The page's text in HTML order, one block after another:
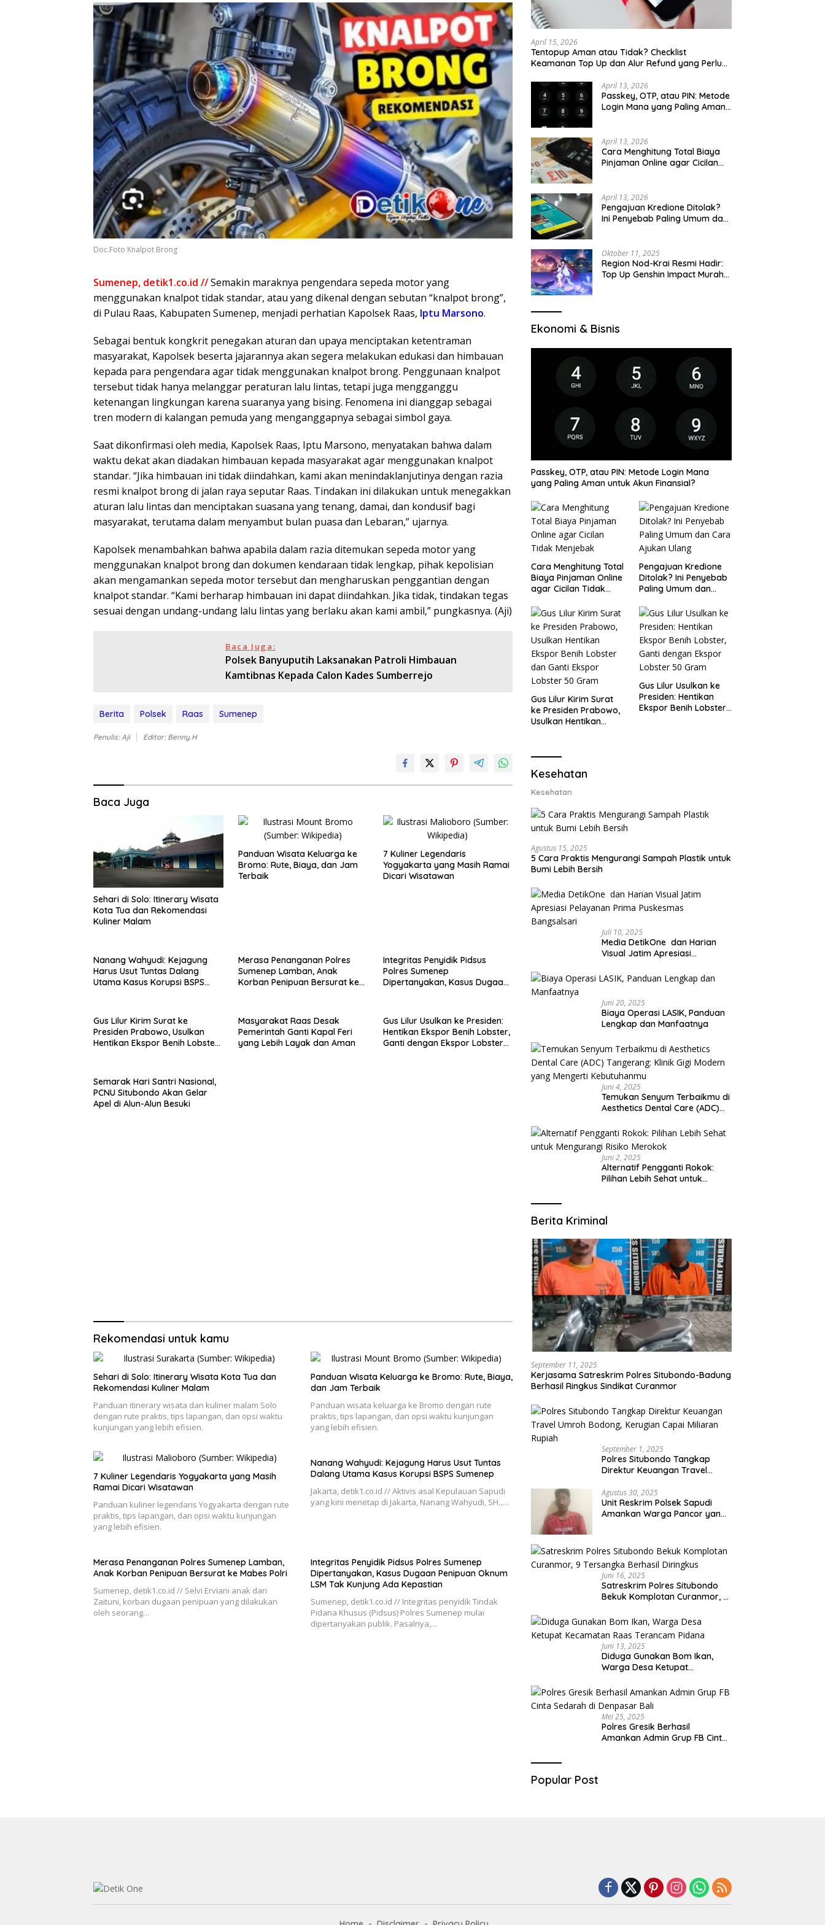
Doc.Foto Knalpot Brong
Sumenep, detik1.co.id //Semakin maraknya pengendara sepeda motor yang
menggunakan knalpot tidak standar, atau yang dikenal dengan sebutan “knalpot brong”,
di Pulau Raas, Kabupaten Sumenep, menjadi perhatian Kapolsek Raas, Iptu Marsono.
Sebagai bentuk kongkrit penegakan aturan dan upaya menciptakan ketentraman
masyarakat, Kapolsek beserta jajarannya akan segera melakukan edukasi dan himbauan
kepada para pengendara agar tidak menggunakan knalpot brong. Penggunaan knalpot
tersebut tidak hanya melanggar peraturan lalu lintas, tetapi juga mengganggu
ketenangan lingkungan karena suaranya yang bising. Fenomena ini dianggap sebagai
tren modern di kalangan pemuda yang menganggapnya sebagai simbol gaya.
Saat dikonfirmasi oleh media, Kapolsek Raas, Iptu Marsono, menyatakan bahwa dalam
waktu dekat akan diadakan himbauan kepada masyarakat agar menggunakan knalpot
standar. “Jika himbauan ini tidak diindahkan, kami akan menindaklanjutinya dengan razia
resmi knalpot brong di jalan raya seputar Raas. Tindakan ini dilakukan untuk menegakkan
aturan lalu lintas dan menciptakan suasana yang tenang, damai, dan kondusif bagi
masyarakat, terutama dalam menyambut bulan puasa dan Lebaran,” ujarnya.
Kapolsek menambahkan bahwa apabila dalam razia ditemukan sepeda motor yang
menggunakan knalpot brong dan dokumen kendaraan tidak lengkap, pihak kepolisian
akan mengamankan sepeda motor tersebut dan mengharuskan penggantian dengan
knalpot standar. “Kami berharap himbauan ini dapat diindahkan. Jika tidak, tindakan tegas
sesuai dengan undang-undang lalu lintas yang berlaku akan kami ambil,” pungkasnya. (Aji)
Baca Juga:
Polsek Banyuputih Laksanakan Patroli Himbauan
Kamtibnas Kepada Calon Kades Sumberrejo
Berita Polsek Raas Sumenep
Penulis: Aji Editor: Benny.H
Baca Juga
Sehari di Solo: Itinerary Wisata
Kota Tua dan Rekomendasi
Kuliner Malam
Panduan Wisata Keluarga ke
Bromo: Rute, Biaya, dan Jam
Terbaik
7 Kuliner Legendaris
Yogyakarta yang Masih Ramai
Dicari Wisatawan
Nanang Wahyudi: Kejagung
Harus Usut Tuntas Dalang
Utama Kasus Korupsi BSPS
Merasa Penanganan Polres
Sumenep Lamban, Anak
Korban Penipuan Bersurat ke
Integritas Penyidik Pidsus
Polres Sumenep
Dipertanyakan, Kasus Dugaan
Gus Lilur Kirim Surat ke
Presiden Prabowo, Usulkan
Hentikan Ekspor Benih Lobster
Masyarakat Raas Desak
Pemerintah Ganti Kapal Feri
yang Lebih Layak dan Aman
Gus Lilur Usulkan ke Presiden:
Hentikan Ekspor Benih Lobster,
Ganti dengan Ekspor Lobster
Semarak Hari Santri Nasional,
PCNU Situbondo Akan Gelar
Apel di Alun-Alun Besuki
Rekomendasi untuk kamu
Sehari di Solo: Itinerary Wisata Kota Tua dan
Rekomendasi Kuliner Malam
Panduan itinerary wisata dan kuliner malam Solo
dengan rute praktis, tips lapangan, dan opsi waktu
kunjungan yang lebih efisien.
Panduan Wisata Keluarga ke Bromo: Rute, Biaya,
dan Jam Terbaik
Panduan wisata keluarga ke Bromo dengan rute
praktis, tips lapangan, dan opsi waktu kunjungan
yang lebih efisien.
7 Kuliner Legendaris Yogyakarta yang Masih
Ramai Dicari Wisatawan
Panduan kuliner legendaris Yogyakarta dengan rute
praktis, tips lapangan, dan opsi waktu kunjungan
yang lebih efisien.
Nanang Wahyudi: Kejagung Harus Usut Tuntas
Dalang Utama Kasus Korupsi BSPS Sumenep
Jakarta, detik1.co.id // Aktivis asal Kepulauan Sapudi
yang kini menetap di Jakarta, Nanang Wahyudi, SH.,…
Merasa Penanganan Polres Sumenep Lamban,
Anak Korban Penipuan Bersurat ke Mabes Polri
Sumenep, detik1.co.id // Selvi Erviani anak dari
Zaituni, korban dugaan penipuan yang dilakukan
oleh seorang…
Integritas Penyidik Pidsus Polres Sumenep
Dipertanyakan, Kasus Dugaan Penipuan Oknum
LSM Tak Kunjung Ada Kepastian
Sumenep, detik1.co.id // Integritas penyidik Tindak
Pidana Khusus (Pidsus) Polres Sumenep mulai
dipertanyakan publik. Pasalnya,…
April 15, 2026
Tentopup Aman atau Tidak? Checklist
Keamanan Top Up dan Alur Refund yang Perlu
April 13, 2026
Passkey, OTP, atau PIN: Metode
Login Mana yang Paling Aman
April 13, 2026
Cara Menghitung Total Biaya
Pinjaman Online agar Cicilan
April 13, 2026
Pengajuan Kredione Ditolak?
Ini Penyebab Paling Umum dan
Oktober 11, 2025
Region Nod-Krai Resmi Hadir:
Top Up Genshin Impact Murah
Ekonomi & Bisnis
Passkey, OTP, atau PIN: Metode Login Mana
yang Paling Aman untuk Akun Finansial?
Cara Menghitung Total
Biaya Pinjaman Online
agar Cicilan Tidak
Pengajuan Kredione
Ditolak? Ini Penyebab
Paling Umum dan
Gus Lilur Kirim Surat
ke Presiden Prabowo,
Usulkan Hentikan
Lobster 50 Gram
Gus Lilur Usulkan ke
Presiden: Hentikan
Ekspor Benih Lobster,
Kesehatan
Kesehatan
Agustus 15, 2025
5 Cara Praktis Mengurangi Sampah Plastik untuk
Bumi Lebih Bersih
Juli 10, 2025
Media DetikOne dan Harian
Visual Jatim Apresiasi
Bangsalsari
Juni 20, 2025
Biaya Operasi LASIK, Panduan
Lengkap dan Manfaatnya
Juni 4, 2025
Temukan Senyum Terbaikmu di
Aesthetics Dental Care (ADC)
yang Mengerti Kebutuhanmu
Juni 2, 2025
Alternatif Pengganti Rokok:
Pilihan Lebih Sehat untuk
Berita Kriminal
September 11, 2025
Kerjasama Satreskrim Polres Situbondo-Badung
Berhasil Ringkus Sindikat Curanmor
September 1, 2025
Polres Situbondo Tangkap
Direktur Keuangan Travel
Capai Miliaran Rupiah
Agustus 30, 2025
Unit Reskrim Polsek Sapudi
Amankan Warga Pancor yang
Juni 16, 2025
Satreskrim Polres Situbondo
Bekuk Komplotan Curanmor, 9
Juni 13, 2025
Diduga Gunakan Bom Ikan,
Warga Desa Ketupat
Pidana
Mei 25, 2025
Polres Gresik Berhasil
Amankan Admin Grup FB Cinta
Popular Post